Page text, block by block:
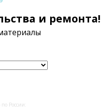
и ремонта!
России: